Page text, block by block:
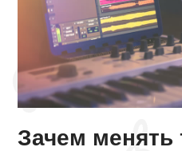
Зачем менять